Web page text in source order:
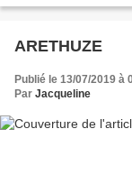
ARETHUZE
Publié le 13/07/2019 à
Par Jacqueline